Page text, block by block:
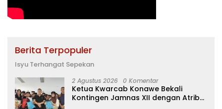
Berita Terpopuler
Isyu Terhangat Sepekan
2 Agustus 2026 0 Komentar
Ketua Kwarcab Konawe Bekali
Kontingen Jamnas XII dengan Atribut